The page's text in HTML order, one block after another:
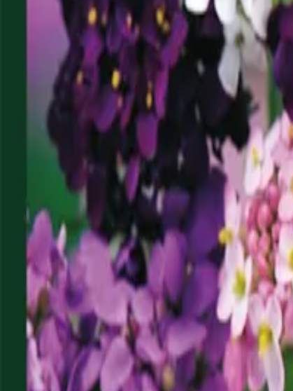
Reconnect to nature
För återförsäljare
Om Nelson Garden